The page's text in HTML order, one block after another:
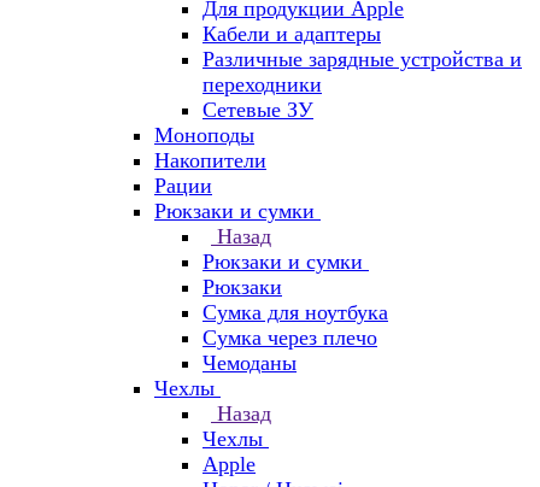
Для продукции Apple
Кабели и адаптеры
Различные зарядные устройства и
переходники
Сетевые ЗУ
Моноподы
Накопители
Рации
Рюкзаки и сумки
Назад
Рюкзаки и сумки
Рюкзаки
Сумка для ноутбука
Сумка через плечо
Чемоданы
Чехлы
Назад
Чехлы
Apple